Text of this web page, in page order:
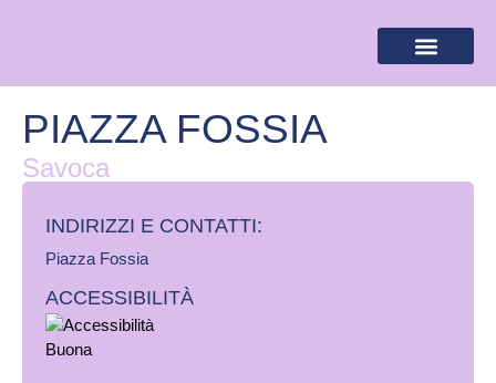
PIAZZA FOSSIA
Savoca
INDIRIZZI E CONTATTI:​
Piazza Fossia
ACCESSIBILITÀ